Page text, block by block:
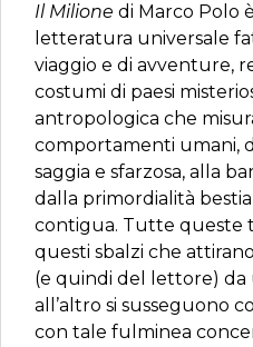
Il Milione di Marco Polo
letteratura universale
viaggio e di avventure,
costumi di paesi
antropologica che
comportamenti umani,
saggia e sfarzosa, alla
dalla primordialità
contigua. Tutte queste
questi sbalzi che
(e quindi del lettore) da
all’altro si susseguono
con tale fulminea